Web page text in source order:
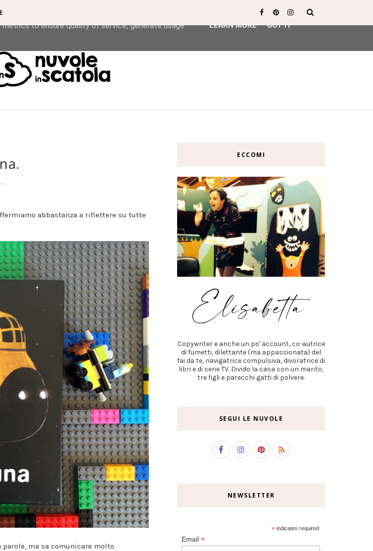
abbastanza a riflettere su tutte
ma sa comunicare molto
ECCOMI
Copywriter e anche un po' account, co-autrice
di fumetti, dilettante (ma appassionata) del
fai da te, navigatrice compulsiva, divoratrice di
libri e di serie TV. Divido la casa con un marito,
tre figli e parecchi gatti di polvere.
SEGUI LE NUVOLE
NEWSLETTER
* indicates required
Email *
to analyze traffic. Your IP address and user-agent
to ensure quality of service, generate usage
LEARN MORE GOT IT